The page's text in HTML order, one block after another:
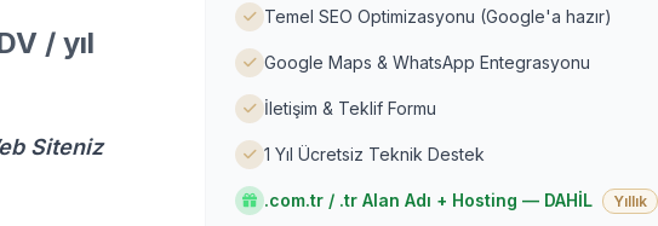
/ yıl
Siteniz
Temel SEO Optimizasyonu (Google'a hazır)
Google Maps & WhatsApp Entegrasyonu
İletişim & Teklif Formu
1 Yıl Ücretsiz Teknik Destek
.com.tr / .tr Alan Adı + Hosting — DAHİL Yıllık